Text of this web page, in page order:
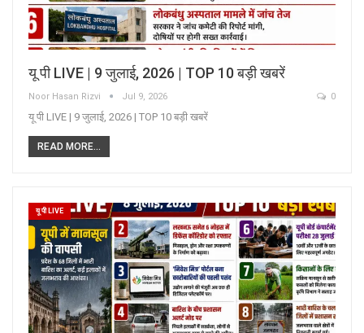
यू पी LIVE | 9 जुलाई, 2026 | TOP 10 बड़ी खबरें
Noor Hasan Rizvi Jul 9, 2026 0
यू पी LIVE | 9 जुलाई, 2026 | TOP 10 बड़ी खबरें
READ MORE...
यू पी LIVE